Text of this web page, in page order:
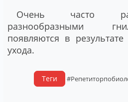
Очень часто
разнообразными
появляются в
ухода.
Теги